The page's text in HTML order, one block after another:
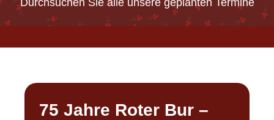
Durchsuchen Sie alle unsere geplanten Termine
75 Jahre Roter Bur –